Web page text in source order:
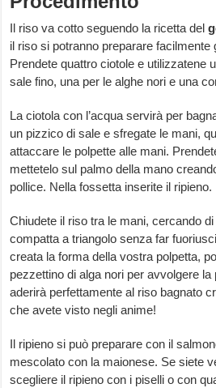
Il riso va cotto seguendo la ricetta del
il riso si potranno preparare facilmente
Prendete quattro ciotole e utilizzatene
sale fino, una per le alghe nori e una
La ciotola con l’acqua servirà per
un pizzico di sale e sfregate le mani,
attaccare le polpette alle mani.
mettetelo sul palmo della mano
pollice. Nella fossetta inserite il ripieno.
Chiudete il riso tra le mani, cercando
compatta a triangolo senza far
creata la forma della vostra polpetta,
pezzettino di alga nori per avvolgere la
aderirà perfettamente al riso bagnato
che avete visto negli anime!
Il ripieno si può preparare con il
mescolato con la maionese. Se siete
scegliere il ripieno con i piselli o con